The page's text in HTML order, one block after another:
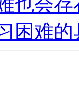
也会
困难